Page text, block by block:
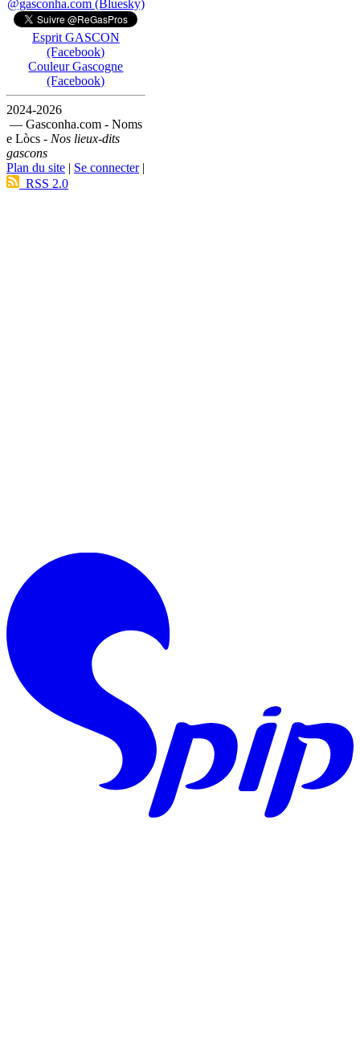
@gasconha.com (Bluesky)
Esprit GASCON
(Facebook)
Couleur Gascogne
(Facebook)
2024-2026
— Gasconha.com - Noms
e Lòcs - Nos lieux-dits
gascons
Plan du site | Se connecter|
RSS 2.0